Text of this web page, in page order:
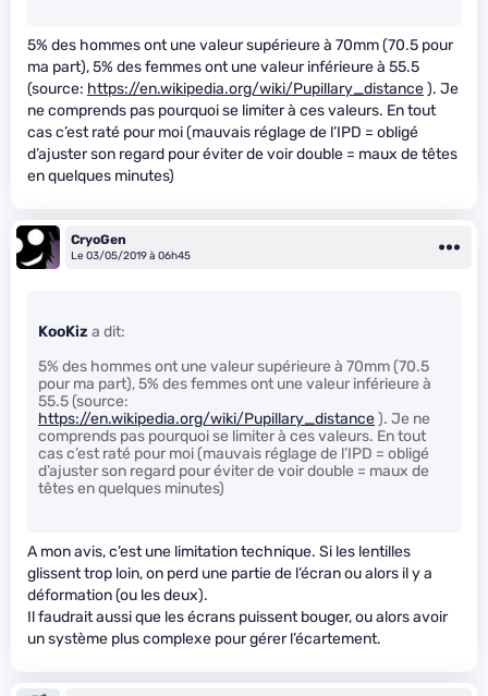
5% des hommes ont une valeur supérieure à 70mm (70.5 pour
ma part), 5% des femmes ont une valeur inférieure à 55.5
(source: https://en.wikipedia.org/wiki/Pupillary_distance). Je
ne comprends pas pourquoi se limiter à ces valeurs. En tout
cas c’est raté pour moi (mauvais réglage de l’IPD = obligé
d’ajuster son regard pour éviter de voir double = maux de têtes
en quelques minutes)
CryoGen
Le 03/05/2019 à 06h45
KooKiz a dit:
5% des hommes ont une valeur supérieure à 70mm (70.5
pour ma part), 5% des femmes ont une valeur inférieure à
55.5 (source:
https://en.wikipedia.org/wiki/Pupillary_distance). Je ne
comprends pas pourquoi se limiter à ces valeurs. En tout
cas c’est raté pour moi (mauvais réglage de l’IPD = obligé
d’ajuster son regard pour éviter de voir double = maux de
têtes en quelques minutes)
A mon avis, c’est une limitation technique. Si les lentilles
glissent trop loin, on perd une partie de l’écran ou alors il y a
déformation (ou les deux).
Il faudrait aussi que les écrans puissent bouger, ou alors avoir
un système plus complexe pour gérer l’écartement.